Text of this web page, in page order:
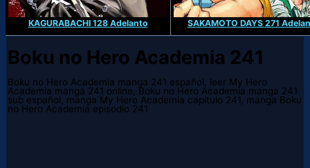
KAGURABACHI 128 Adelanto SAKAMOTO DAYS 271
Boku no Hero Academia 241
Boku no Hero Academia manga 241 español, leer My Hero
Academia manga 241 online, Boku no Hero Academia manga 241
sub español, manga My Hero Academia capitulo 241, manga Boku
no Hero Academia episodio 241